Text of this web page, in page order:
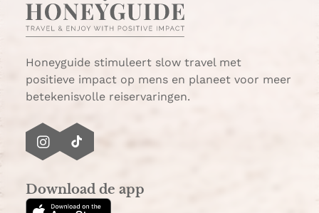
s
A
p
i
l
Honeyguide stimuleert slow travel met
positieve impact op mens en planeet voor meer
betekenisvolle reiservaringen.
I
t
T
T
Download de app